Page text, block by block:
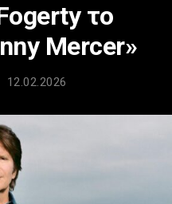
το
Mercer»
12.02.2026